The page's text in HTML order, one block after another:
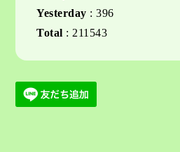
Yesterday :396
Total : 211543